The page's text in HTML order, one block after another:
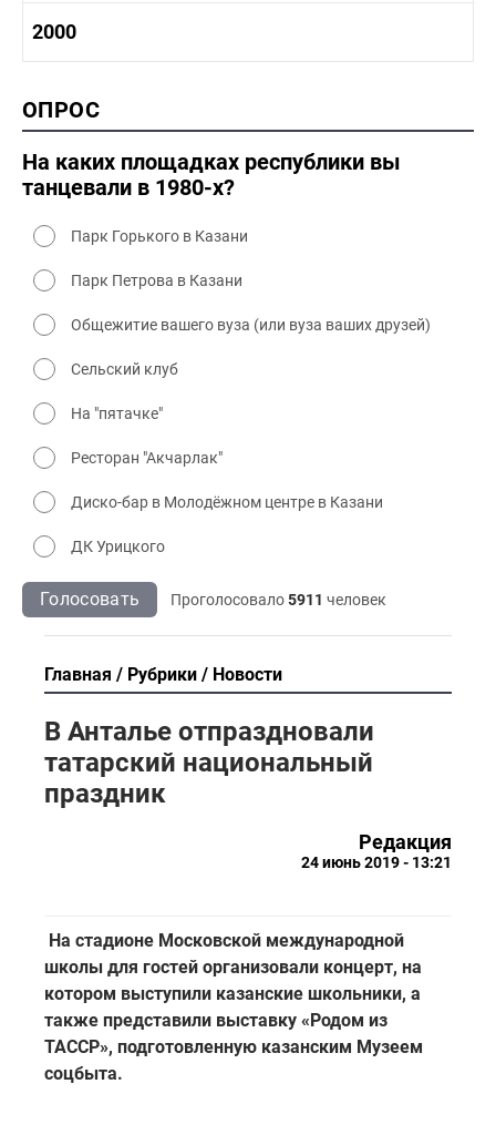
1980-1990 культура
1990-2000 культура
2000
2000 промышленность
2000 культура
ОПРОС
На каких площадках республики вы
танцевали в 1980-х?
Парк Горького в Казани
Парк Петрова в Казани
Общежитие вашего вуза (или вуза ваших друзей)
Сельский клуб
На "пятачке"
Ресторан "Акчарлак"
Диско-бар в Молодёжном центре в Казани
ДК Урицкого
Голосовать Проголосовало5911 человек
Главная Рубрики Новости
В Анталье отпраздновали
татарский национальный
праздник
Редакция
24 июнь 2019 - 13:21
На стадионе Московской международной
школы для гостей организовали концерт, на
котором выступили казанские школьники, а
также представили выставку «Родом из
ТАССР», подготовленную казанским Музеем
соцбыта.